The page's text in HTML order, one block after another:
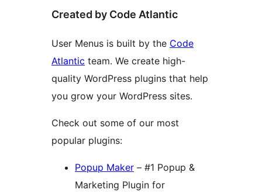
Created by Code Atlantic
User Menus is built by the Code
Atlantic team. We create high-
quality WordPress plugins that help
you grow your WordPress sites.
Check out some of our most
popular plugins:
Popup Maker – #1 Popup &
Marketing Plugin for